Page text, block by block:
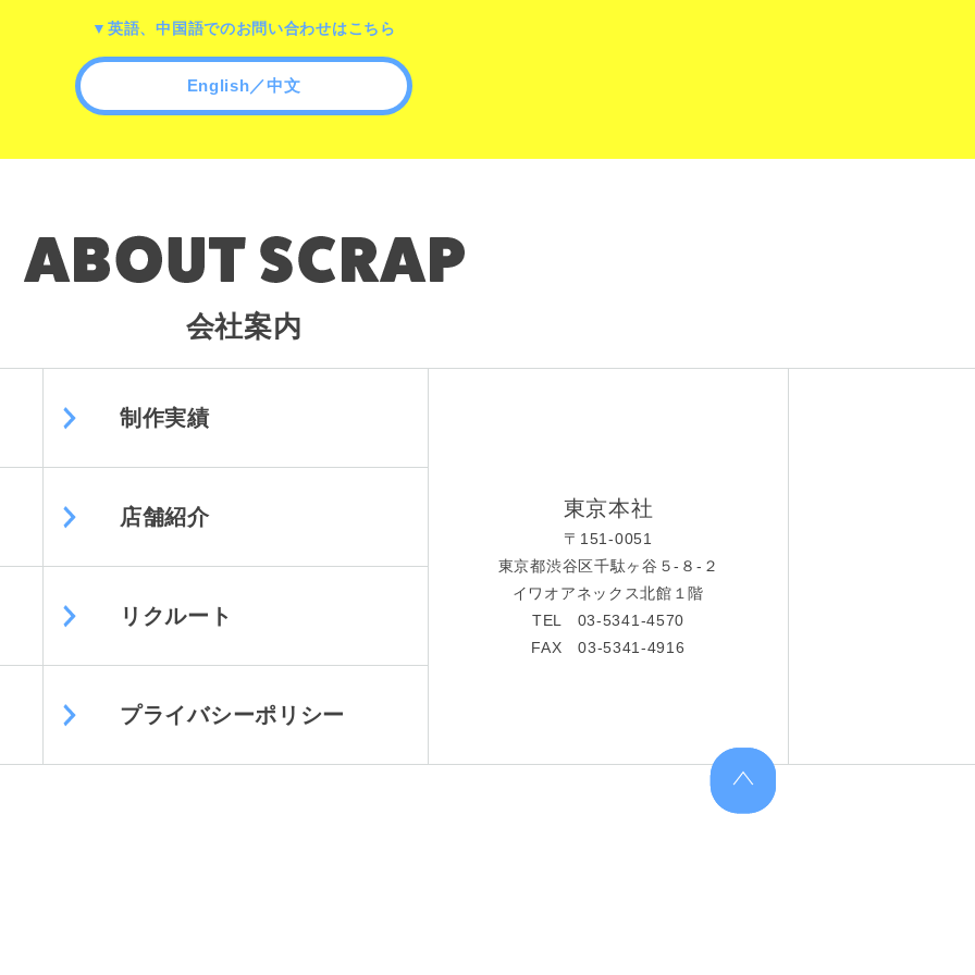
▼英語、中国語でのお問い合わせはこちら
English／中文
会社案内
制作実績
店舗紹介
リクルート
プライバシーポリシー
東京本社
〒151-0051
東京都渋谷区千駄ヶ谷５-８-２
イワオアネックス北館１階
TEL 03-5341-4570
FAX 03-5341-4916